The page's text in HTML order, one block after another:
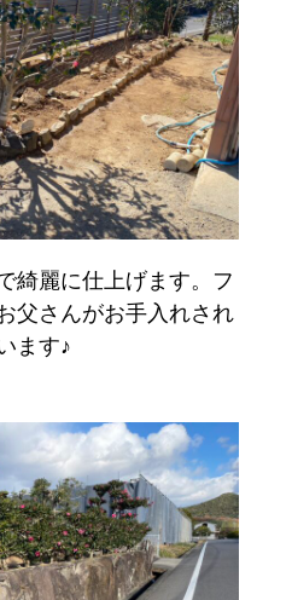
綺麗に仕上げます。フ
父さんがお手入れされ
ます♪